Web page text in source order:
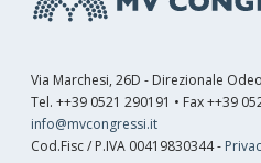
Via Marchesi, 26D - Direzionale
Tel. ++39 0521 290191 • Fax ++39
info@mvcongressi.it
Cod.Fisc / P.IVA 00419830344 -